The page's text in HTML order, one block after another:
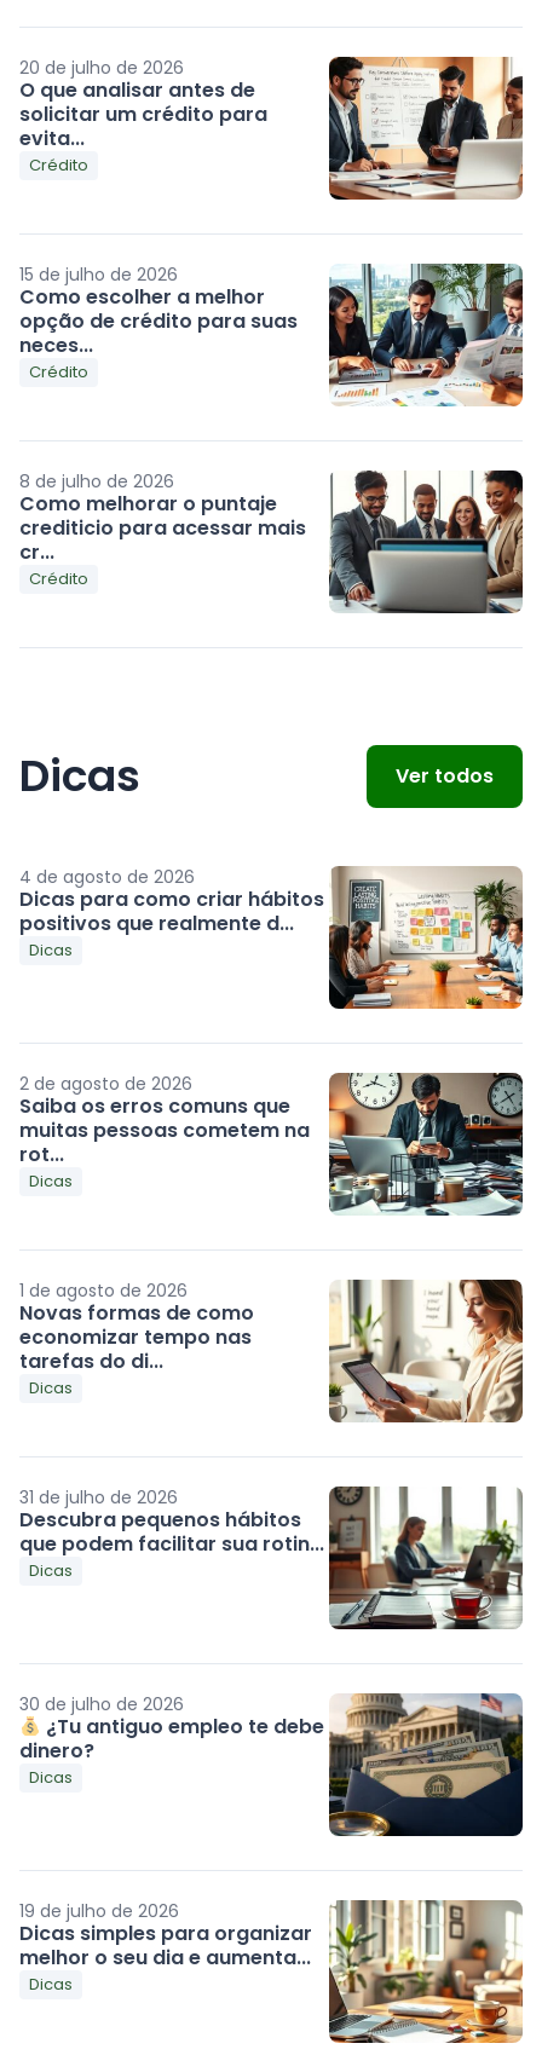
20 de julho de 2026
O que analisar antes de
solicitar um crédito para
evita...
Crédito
15 de julho de 2026
Como escolher a melhor
opção de crédito para suas
neces...
Crédito
8 de julho de 2026
Como melhorar o puntaje
crediticio para acessar mais
cr...
Crédito
Dicas Ver todos
4 de agosto de 2026
Dicas para como criar hábitos
positivos que realmente d...
Dicas
2 de agosto de 2026
Saiba os erros comuns que
muitas pessoas cometem na
rot...
Dicas
1 de agosto de 2026
Novas formas de como
economizar tempo nas
tarefas do di...
Dicas
31 de julho de 2026
Descubra pequenos hábitos
que podem facilitar sua rotin...
Dicas
30 de julho de 2026
¿Tu antiguo empleo te debe
dinero?
Dicas
19 de julho de 2026
Dicas simples para organizar
melhor o seu dia e aumenta...
Dicas